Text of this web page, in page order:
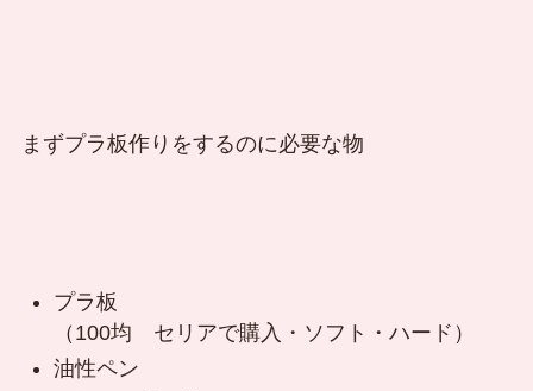
まずプラ板作りをするのに必要な物
プラ板
（100均 セリアで購入・ソフト・ハード）
油性ペン